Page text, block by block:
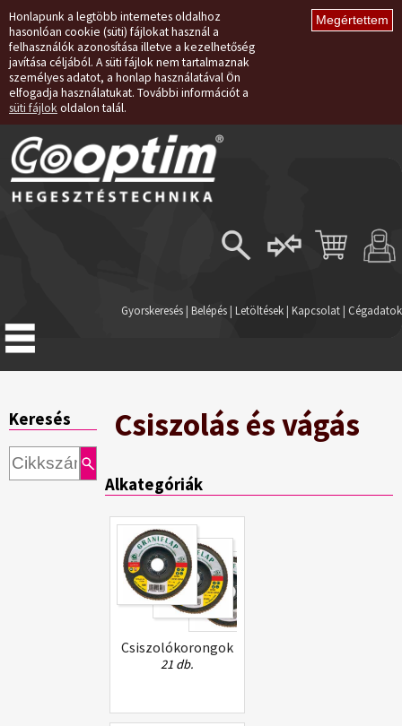
Honlapunk a legtöbb internetes oldalhoz
hasonlóan cookie (süti) fájlokat használ a
felhasználók azonosítása illetve a kezelhetőség
javítása céljából. A süti fájlok nem tartalmaznak
személyes adatot, a honlap használatával Ön
elfogadja használatukat. További információt a
süti fájlok oldalon talál.
Regisztráció
Gyorskeresés| Belépés | Letöltések | Kapcsolat | Cégadatok
Keresés Csiszolás és vágás
Alkategóriák
Csiszolókorongok
21 db.